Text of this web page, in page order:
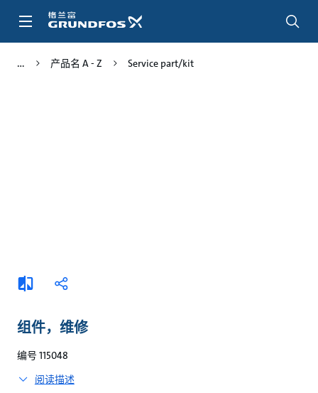
产品名 A - Z Service part/kit
添
加
较
分
组件，维修
编号 115048
阅读描述